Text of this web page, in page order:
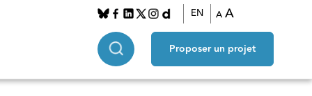
EN A A
Proposer un projet